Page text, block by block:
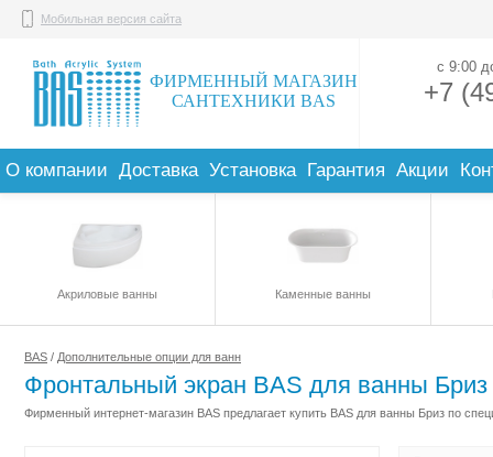
ФИРМЕННЫЙ МАГАЗИН
САНТЕХНИКИ BAS
Мобильная версия сайта
+7
с 9:00
О компании Доставка Установка Гарантия Акции
Акриловые ванны Каменные ванны
BAS / Дополнительные опции для ванн
Фронтальный экран BAS для ванны Бриз
Фирменный интернет-магазин BAS предлагает купить BAS для ванны Бриз по